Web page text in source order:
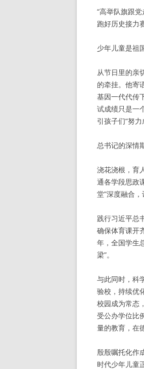
“高举队旗跟
跑好历史接力
少年儿童是祖
从节日里的亲
的牵挂。他寄
基因一代代传
试成绩只是一
引孩子们“努
总书记的深情
浇花浇根，育
通各学段思政
堂”深度融合
践行习近平总
确保体育课开
年，全国学生
梁”。
与此同时，科
验校，持续优
校园成为常态
受公办学位比
量的教育，在
殷殷嘱托化作
时代少年儿童